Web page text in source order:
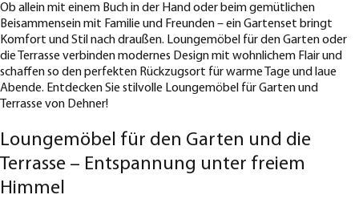
Ob allein mit einem Buch in der Hand oder beim gemütlichen
Beisammensein mit Familie und Freunden – ein Gartenset bringt
Komfort und Stil nach draußen. Loungemöbel für den Garten oder
die Terrasse verbinden modernes Design mit wohnlichem Flair und
schaffen so den perfekten Rückzugsort für warme Tage und laue
Abende. Entdecken Sie stilvolle Loungemöbel für Garten und
Terrasse von Dehner!
Loungemöbel für den Garten und die
Terrasse – Entspannung unter freiem
Himmel